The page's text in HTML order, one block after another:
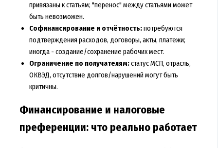
привязаны к статьям; "перенос" между статьями может
быть невозможен.
Софинансирование и отчётность:потребуются
подтверждения расходов, договоры, акты, платежи;
иногда - создание/сохранение рабочих мест.
Ограничение по получателям:статус МСП, отрасль,
ОКВЭД, отсутствие долгов/нарушений могут быть
критичны.
Финансирование и налоговые
преференции: что реально работает